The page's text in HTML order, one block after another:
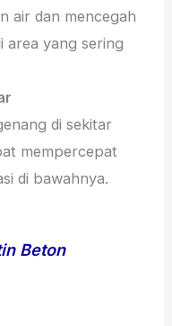
air dan mencegah
area yang sering
di sekitar
mempercepat
di bawahnya.
Beton